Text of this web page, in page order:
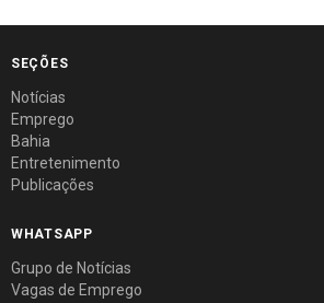
SEÇÕES
Notícias
Emprego
Bahia
Entretenimento
Publicações
WHATSAPP
Grupo de Notícias
Vagas de Emprego